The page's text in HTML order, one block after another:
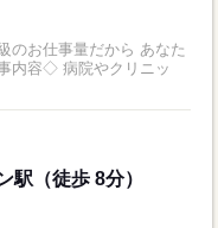
のお仕事量だから あなた
駅（徒歩 8分）